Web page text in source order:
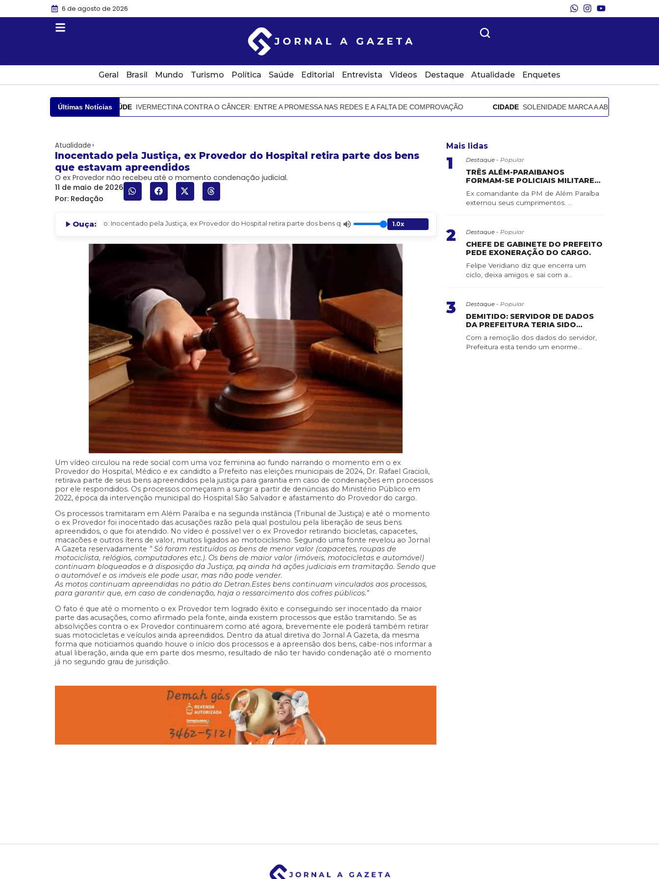
6 de agosto de 2026
Geral Brasil Mundo Turismo Política Saúde Editorial Entrevista Videos Destaque Atualidade Enquetes
Últimas Notícias
SAÚDE IVERMECTINA CONTRA O CÂNCER: ENTRE A PROMESSA NAS REDES E A FALTA DE COMPROVAÇÃO CIDADE SOLENIDADE MARCA A ABERTURA OFICIAL DA
Mais lidas
1 Destaque - Popular
TRÊS ALÉM-PARAIBANOS
FORMAM-SE POLICIAIS MILITARES
Ex comandante da PM de Além Paraíba
externou seus cumprimentos. ...
2 Destaque - Popular
CHEFE DE GABINETE DO PREFEITO
PEDE EXONERAÇÃO DO CARGO.
Felipe Veridiano diz que encerra um
ciclo, deixa amigos e sai com a
3 Destaque - Popular
DEMITIDO: SERVIDOR DE DADOS
DA PREFEITURA TERIA SIDO
CONFIANÇA
Com a remoção dos dados do servidor,
Prefeitura esta tendo um enorme
Atualidade
Inocentado pela Justiça, ex Provedor do Hospital retira parte dos bens
que estavam apreendidos
O ex Provedor não recebeu até o momento condenação judicial.
11 de maio de 2026
Por: Redação
Ouça:
Lendo: Inocentado pela Justiça, ex Provedor do Hospital retira parte dos bens que estavam apreendidos - Jornal A Gazeta
Um vídeo circulou na rede social com uma voz feminina ao fundo narrando o momento em o ex
Provedor do Hospital, Médico e ex candidto a Prefeito nas eleições municipais de 2024, Dr. Rafael Gracioli,
retirava parte de seus bens apreendidos pela justiça para garantia em caso de condenações em processos
por ele respondidos. Os processos começaram a surgir a partir de denúncias do Ministério Público em
2022, época da intervenção municipal do Hospital São Salvador e afastamento do Provedor do cargo.
Os processos tramitaram em Além Paraíba e na segunda instância (Tribunal de Justiça) e até o momento
o ex Provedor foi inocentado das acusações razão pela qual postulou pela liberação de seus bens
apreendidos, o que foi atendido. No vídeo é possível ver o ex Provedor retirando bicicletas, capacetes,
macacões e outros ítens de valor, muitos ligados ao motociclismo. Segundo uma fonte revelou ao Jornal
A Gazeta reservadamente ” Só foram restituídos os bens de menor valor (capacetes, roupas de
motociclista, relógios, computadores etc.). Os bens de maior valor (imóveis, motocicletas e automóvel)
continuam bloqueados e à disposição da Justiça, pq ainda há ações judiciais em tramitação. Sendo que
o automóvel e os imóveis ele pode usar, mas não pode vender.
As motos continuam apreendidas no pátio do Detran.Estes bens continuam vinculados aos processos,
para garantir que, em caso de condenação, haja o ressarcimento dos cofres públicos.”
O fato é que até o momento o ex Provedor tem logrado êxito e conseguindo ser inocentado da maior
parte das acusações, como afirmado pela fonte, ainda existem processos que estão tramitando. Se as
absolvições contra o ex Provedor continuarem como até agora, brevemente ele poderá também retirar
suas motocicletas e veículos ainda apreendidos. Dentro da atual diretiva do Jornal A Gazeta, da mesma
forma que noticiamos quando houve o início dos processos e a apreensão dos bens, cabe-nos informar a
atual liberação, ainda que em parte dos mesmo, resultado de não ter havido condenação até o momento
já no segundo grau de jurisdição.